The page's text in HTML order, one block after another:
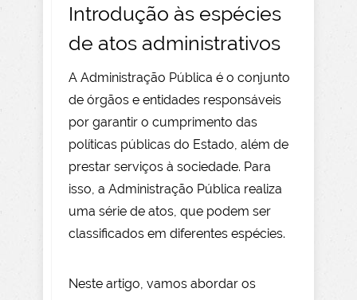
Introdução às espécies
de atos administrativos
A Administração Pública é o conjunto
de órgãos e entidades responsáveis
por garantir o cumprimento das
políticas públicas do Estado, além de
prestar serviços à sociedade. Para
isso, a Administração Pública realiza
uma série de atos, que podem ser
classificados em diferentes espécies.
Neste artigo, vamos abordar os